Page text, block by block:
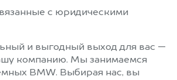
с юридическими
и выгодный выход для вас —
компанию. Мы занимаемся
BMW. Выбирая нас, вы